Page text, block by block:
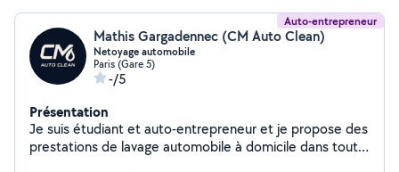
Auto-entrepreneur
Mathis Gargadennec (CM Auto Clean)
Netoyage automobile
Paris (Gare 5)
-/5
Présentation
Je suis étudiant et auto-entrepreneur et je propose des
prestations de lavage automobile à domicile dans toute